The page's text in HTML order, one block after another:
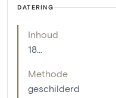
DATERING
Inhoud
18...
Methode
geschilderd